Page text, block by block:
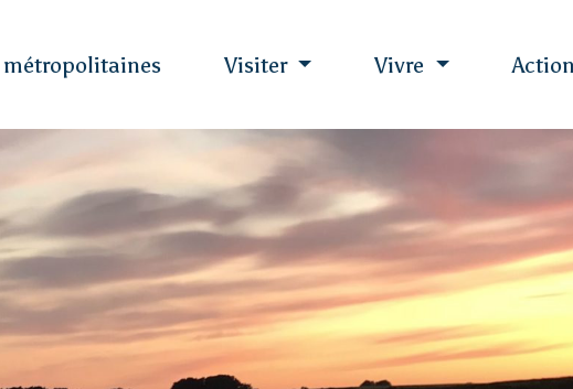
Visiter Vivre